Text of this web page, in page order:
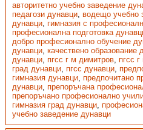
авторитетно учебно заведение
педагози дунавци, водещо учебно
дунавци, гимназия с
професионална подготовка
добро професионално обучение
дунавци, качествено образование
дунавци, пгсс г м димитров, пгсс
град дунавци, пгсс дунавци,
гимназия дунавци, предпочитано
дунавци, препоръчана
препоръчано професионално
гимназия град дунавци,
учебно заведение дунавци